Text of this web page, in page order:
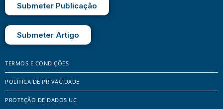
Submeter Publicação
Submeter Artigo
TERMOS E CONDIÇÕES
POLÍTICA DE PRIVACIDADE
PROTEÇÃO DE DADOS UC